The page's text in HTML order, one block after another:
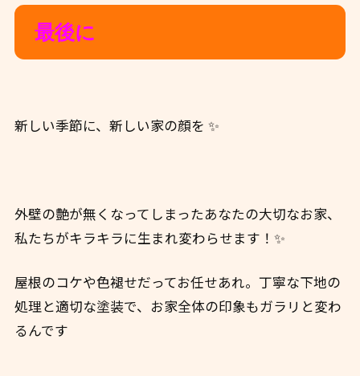
最後に
新しい季節に、新しい家の顔を ✨
外壁の艶が無くなってしまったあなたの大切なお家、
私たちがキラキラに生まれ変わらせます！✨
屋根のコケや色褪せだってお任せあれ。丁寧な下地の
処理と適切な塗装で、お家全体の印象もガラリと変わ
るんです ️